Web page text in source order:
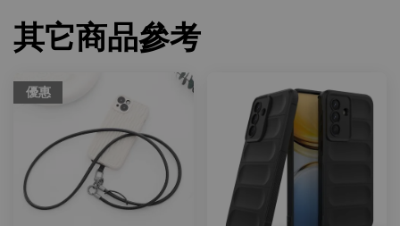
其它商品參考
優惠